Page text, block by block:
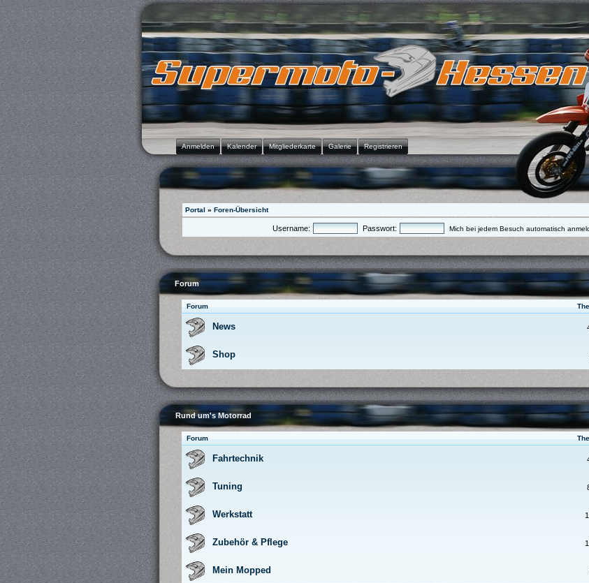
Anmelden Kalender Mitgliederkarte Galerie Registrieren
Portal » Foren-Übersicht
Username: Passwort: Mich bei jedem Besuch automatisch
Forum
Forum
News
Shop
Rund um's Motorrad
Forum
Fahrtechnik
Tuning
Werkstatt
Zubehör & Pflege
Mein Mopped